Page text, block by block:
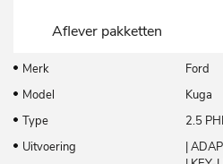
Aflever pakketten
Merk
Ford
Model
Kuga
Type
2.5
Uitvoering
|